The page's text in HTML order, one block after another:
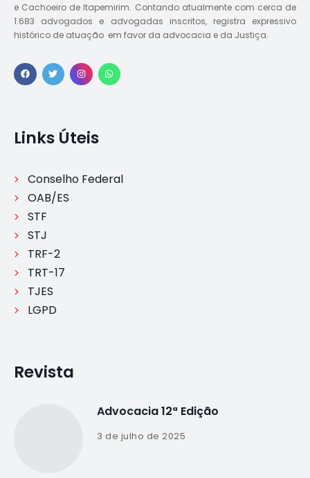
e Cachoeiro de Itapemirim. Contando atualmente com cerca de
1.683 advogados e advogadas inscritos, registra expressivo
histórico de atuação em favor da advocacia e da Justiça.
Links Úteis
Conselho Federal
OAB/ES
STF
STJ
TRF-2
TRT-17
TJES
LGPD
Revista
Advocacia 12ª Edição
3 de julho de 2025